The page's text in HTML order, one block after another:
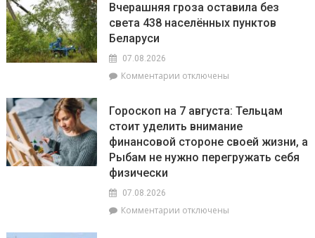
существу.
Как
фундаментом
Вчерашняя гроза оставила без
света 438 населённых пунктов
Беларуси
07.08.2026
Комментарии к
гроза
оставила
без
света
Беларуси
отключены
Гороскоп на 7 августа: Тельцам
стоит уделить внимание
финансовой стороне своей жизни, а
Рыбам не нужно перегружать себя
физически
07.08.2026
Комментарии котключены